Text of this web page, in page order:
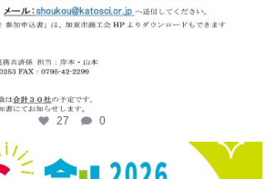
27 0
katosci
6月 12